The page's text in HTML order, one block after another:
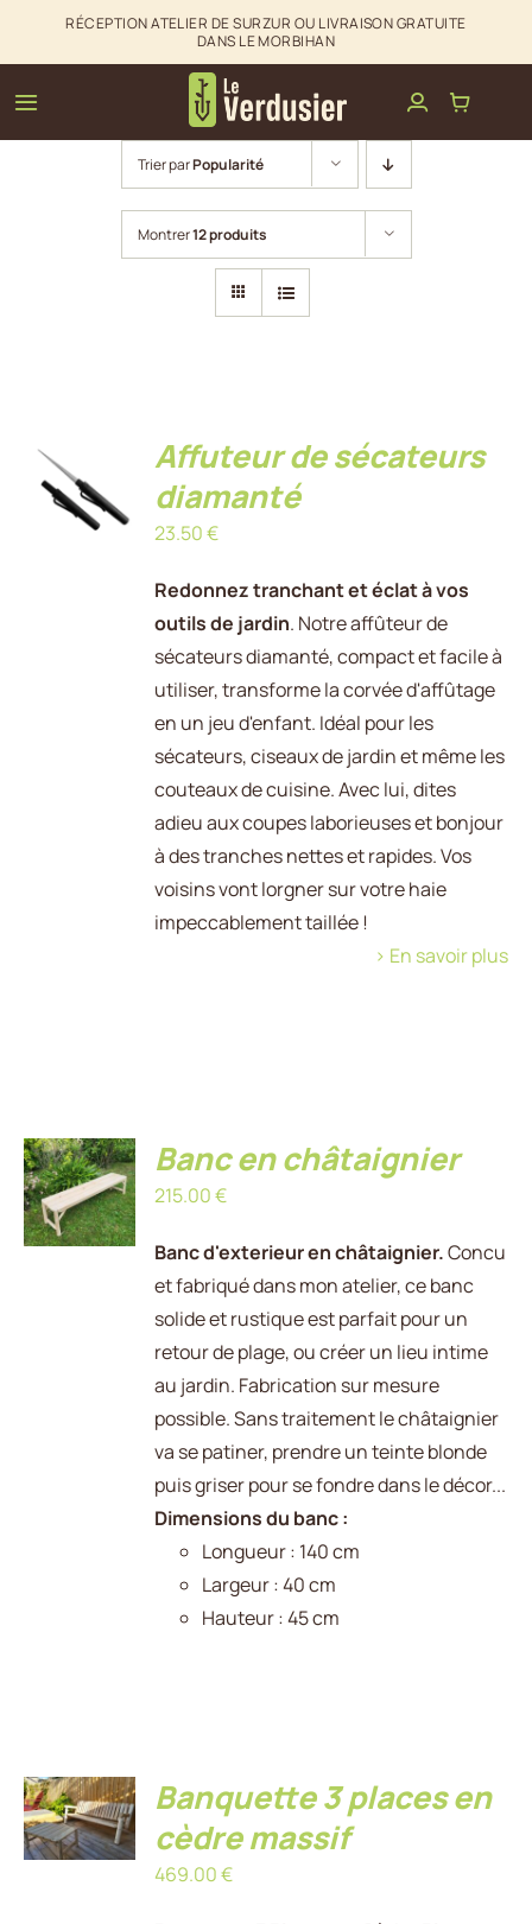
RÉCEPTION ATELIER DE SURZUR OU LIVRAISON GRATUITE
DANS LE MORBIHAN
Toggle
Navigation
Clôtures & palissades
Aménagements extérieurs
La boutique du Verdusier
Trier parPopularité
Montrer12 produits
AU
PANIER
/
Affuteur de sécateurs
diamanté
23.50€
Redonnez tranchant et éclat à vos
outils de jardin. Notre affûteur de
sécateurs diamanté, compact et facile à
utiliser, transforme la corvée d'affûtage
en un jeu d'enfant. Idéal pour les
sécateurs, ciseaux de jardin et même les
couteaux de cuisine. Avec lui, dites
adieu aux coupes laborieuses et bonjour
à des tranches nettes et rapides. Vos
voisins vont lorgner sur votre haie
impeccablement taillée !
> En savoir plus
AJOUTER
AU
PANIER
/
DÉTAILS
Banc en châtaignier
215.00€
Banc d'exterieur en châtaignier.Concu
et fabriqué dans mon atelier, ce banc
solide et rustique est parfait pour un
retour de plage, ou créer un lieu intime
au jardin. Fabrication sur mesure
possible. Sans traitement le châtaignier
va se patiner, prendre un teinte blonde
puis griser pour se fondre dans le décor...
Dimensions du banc :
Longueur : 140 cm
Largeur : 40 cm
Hauteur : 45 cm
AJOUTER
AU
PANIER
/
Banquette 3 places en
cèdre massif
469.00€